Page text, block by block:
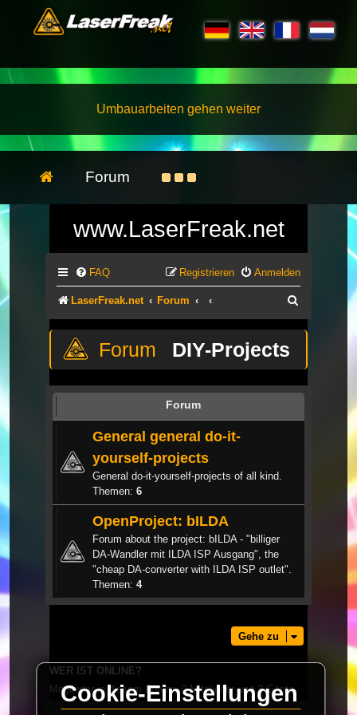
Umbauarbeiten gehen weiter
Forum
www.LaserFreak.net
FAQ Anmelden
Registrieren
LaserFreak.net Forum
DIY-Projects
Forum
General general do-it-
yourself-projects
General do-it-yourself-projects of all kind.
Themen: 6
OpenProject: bILDA
Forum about the project: bILDA - "billiger
DA-Wandler mit ILDA ISP Ausgang", the
"cheap DA-converter with ILDA ISP outlet".
Themen: 4
Gehe zu
WER IST ONLINE?
Mitglieder in diesem Forum: 0 Mitglieder und 2 Gäste
Cookie-Einstellungen